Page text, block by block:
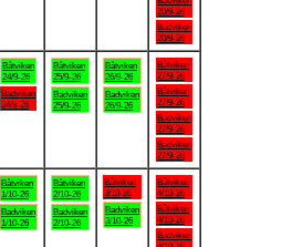
20/9-26
Badviken
20/9-26
Båtviken
24/9-26
Badviken
24/9-26
Båtviken
25/9-26
Badviken
25/9-26
Båtviken
26/9-26
Badviken
26/9-26
Båtviken
27/9-26
Båtviken
27/9-26
Badviken
27/9-26
Badviken
27/9-26
Båtviken
1/10-26
Badviken
1/10-26
Båtviken
2/10-26
Badviken
2/10-26
Båtviken
3/10-26
Badviken
3/10-26
Båtviken
4/10-26
Båtviken
4/10-26
Badviken